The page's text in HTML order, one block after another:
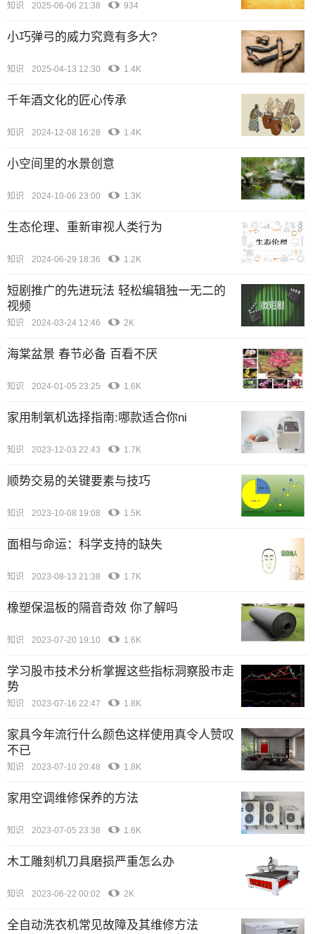
知识 2025-06-06 21:38 934
小巧弹弓的威力究竟有多大?
知识 2025-04-13 12:30 1.4K
千年酒文化的匠心传承
知识 2024-12-08 16:28 1.4K
小空间里的水景创意
知识 2024-10-06 23:00 1.3K
生态伦理、重新审视人类行为
知识 2024-06-29 18:36 1.2K
短剧推广的先进玩法 轻松编辑独一无二的
视频
知识 2024-03-24 12:46 2K
海棠盆景 春节必备 百看不厌
知识 2024-01-05 23:25 1.6K
家用制氧机选择指南:哪款适合你ni
知识 2023-12-03 22:43 1.7K
顺势交易的关键要素与技巧
知识 2023-10-08 19:08 1.5K
面相与命运：科学支持的缺失
知识 2023-08-13 21:38 1.7K
橡塑保温板的隔音奇效 你了解吗
知识 2023-07-20 19:10 1.6K
学习股市技术分析掌握这些指标洞察股市走
势
知识 2023-07-16 22:47 1.8K
家具今年流行什么颜色这样使用真令人赞叹
不已
知识 2023-07-10 20:48 1.8K
家用空调维修保养的方法
知识 2023-07-05 23:38 1.6K
木工雕刻机刀具磨损严重怎么办
知识 2023-06-22 00:02 2K
全自动洗衣机常见故障及其维修方法